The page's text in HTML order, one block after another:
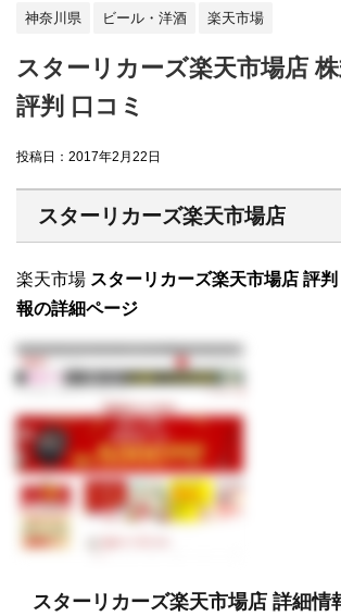
神奈川県 ビール・洋酒 楽天市場
スターリカーズ楽天市場店
評判 口コミ
投稿日： 2017年2月22日
スターリカーズ楽天市場店
楽天市場 スターリカーズ楽天市場店 評
報の詳細ページ
スターリカーズ楽天市場店 詳細情